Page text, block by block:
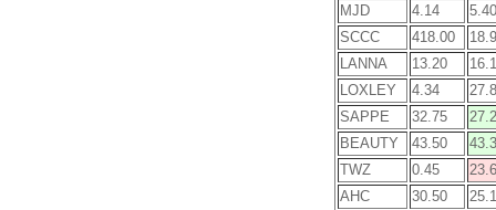
MJD
4.14
5.40
SCCC
418.00
LANNA
13.20
LOXLEY
4.34
SAPPE
32.75
BEAUTY
43.50
TWZ
0.45
AHC
30.50